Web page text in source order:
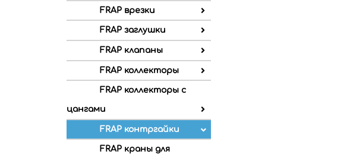
FRAP врезки
FRAP заглушки
FRAP клапаны
FRAP коллекторы
FRAP коллекторы с
цангами
FRAP контргайки
FRAP краны для